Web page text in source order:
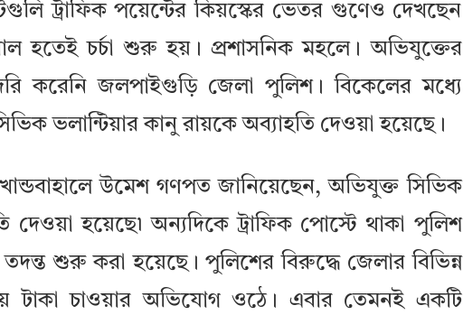
ট্রাফিক পয়েন্টের কিয়স্কের ভেতর গুণেও দেখছেন
হতেই চর্চা শুরু হয়। প্রশাসনিক মহলে। অভিযুক্তের
করেনি জলপাইগুড়ি জেলা পুলিশ।বিকেলের মধ্যে
ভলান্টিয়ার কানু রায়কে অব্যাহতি দেওয়া হয়েছে।
উমেশ গণপত জানিয়েছেন, অভিযুক্ত সিভিক
দেওয়া হয়েছে৷ অন্যদিকে ট্রাফিক পোস্টে থাকা পুলিশ
শুরু করা হয়েছে। পুলিশের বিরুদ্ধে জেলার বিভিন্ন
টাকা চাওয়ার অভিযোগ ওঠে। এবার তেমনই একটি